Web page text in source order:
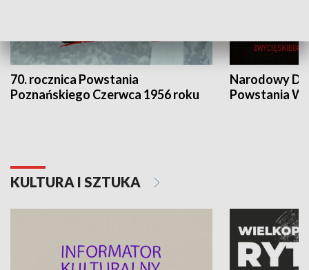
70. rocznica Powstania
Poznańskiego Czerwca 1956 roku
Narodowy
Powstania
KULTURA I SZTUKA